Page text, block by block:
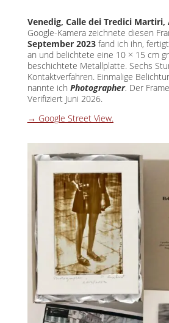
Venedig, Calle dei Tredici Martiri,
Google-Kamera zeichnete diesen
September 2023fand ich ihn,
an und belichtete eine 10 × 15 cm
beschichtete Metallplatte. Sechs
Kontaktverfahren. Einmalige
nannte ich Photographer. Der
Verifiziert Juni 2026.
→ Google Street View.